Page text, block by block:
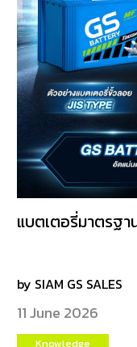
แบตเตอรี่มาตรฐา
by SIAM GS SALES
11 June 2026
Knowledge